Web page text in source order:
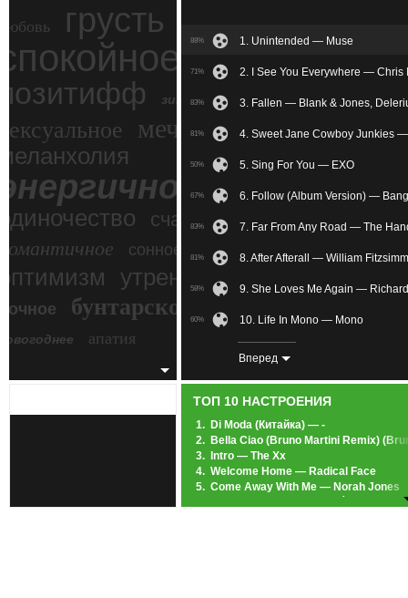
грусть
ностальгия
зимний экстрим
мечтательное
счастье
сонное
утреннее злость
бунтарское
беспокойное
апатия
88% 1. Unintended — Muse
71% 2. I See You Everywhere — Chris
83% 3. Fallen — Blank & Jones,
81% 4. Sweet Jane Cowboy Junkies
50% 5. Sing For You — EXO
67% 6. Follow (Album Version) —
83% 7. Far From Any Road — The
81% 8. After Afterall — William
58% 9. She Loves Me Again —
60% 10. Life In Mono — Mono
11. What Is Love (feat. Cami) —
81% 12. I Remember When You
78% 14. I Know You (OST 50
57% 15. The Age Of The Unicorn —
22% 16. —
Вперед
ТОП 10 НАСТРОЕНИЯ
1. Di Moda (Китайка) — -
2. Bella Ciao (Bruno Martini Remix)
3.
Intro — The Xx
4. Welcome Home — Radical Face
5. Come Away With Me — Norah Jones